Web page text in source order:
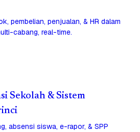
pembelian, penjualan, & HR dalam
cabang, real-time.
Sekolah & Sistem
absensi siswa, e-rapor, & SPP